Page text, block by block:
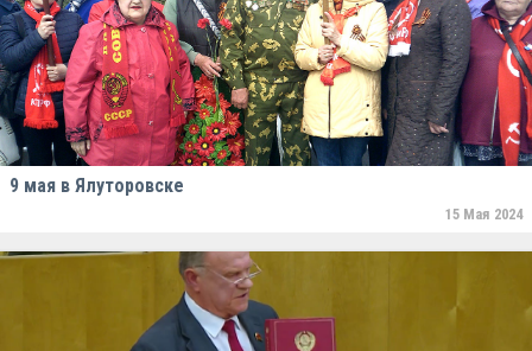
9 мая в Ялуторовске
15 Мая 2024